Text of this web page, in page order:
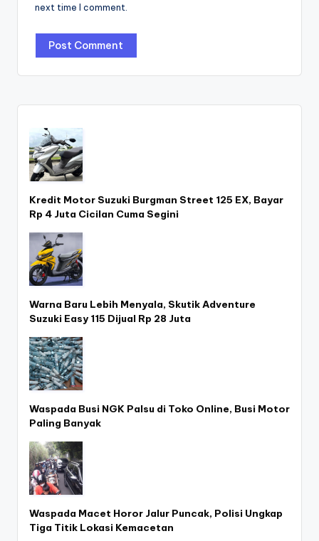
next time I comment.
Kredit Motor Suzuki Burgman Street 125 EX, Bayar
Rp 4 Juta Cicilan Cuma Segini
Warna Baru Lebih Menyala, Skutik Adventure
Suzuki Easy 115 Dijual Rp 28 Juta
Waspada Busi NGK Palsu di Toko Online, Busi Motor
Paling Banyak
Waspada Macet Horor Jalur Puncak, Polisi Ungkap
Tiga Titik Lokasi Kemacetan